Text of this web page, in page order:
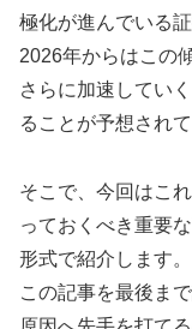
極化が進んでいる
2026年からはこの
さらに加速してい
ることが予想されて
そこで、今回はこ
っておくべき重要
形式で紹介します。
この記事を最後ま